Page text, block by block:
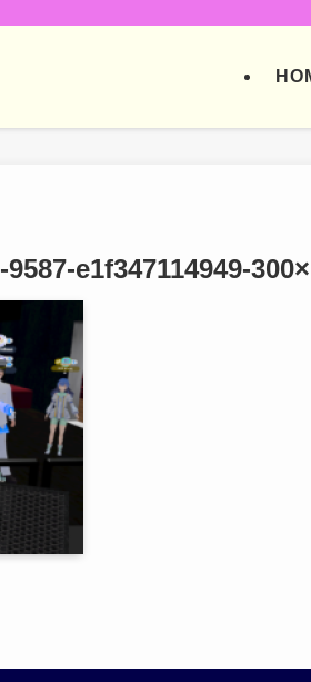
e1f347114949-